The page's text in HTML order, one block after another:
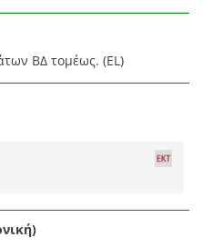
ΒΔ τομέως. (EL)